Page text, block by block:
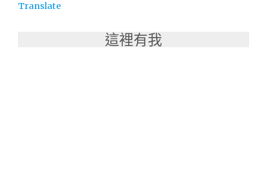
Translate
這裡有我